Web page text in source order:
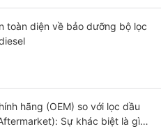
toàn diện về bảo dưỡng bộ lọc
hãng (OEM) so với lọc dầu
Sự khác biệt là gì